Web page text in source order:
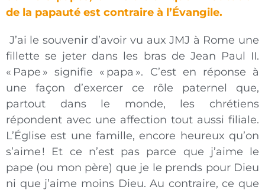
de la papauté est contraire à l’Évangile.
J’ai le souvenir d’avoir vu aux JMJ à Rome une
fillette se jeter dans les bras de Jean Paul II.
« Pape » signifie « papa ». C’est en réponse à
une façon d’exercer ce rôle paternel que,
partout dans le monde, les chrétiens
répondent avec une affection tout aussi filiale.
L’Église est une famille, encore heureux qu’on
s’aime ! Et ce n’est pas parce que j’aime le
pape (ou mon père) que je le prends pour Dieu
ni que j’aime moins Dieu. Au contraire, ce que